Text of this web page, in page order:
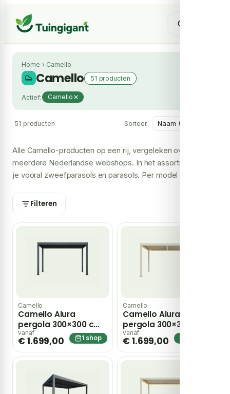
Home › Camello
Camello 51 producten
Actief: Camello
51 producten Sorteer:
Alle Camello-producten op een rij, vergeleken over
meerdere Nederlandse webshops. In het assortiment vind
je vooral zweefparasols en parasols. Per model zie je de
Camello bij de voordeligste shop koopt.
Filteren
Camello
Camello Alura
pergola 300×300 cm
antraciet – Grijs-
antraciet
vanaf
€ 1.699,00 1 shop
Camello
Camello Alura
pergola 300×300 cm
loft – Taupe-naturel-
bruin
vanaf
€ 1.699,00